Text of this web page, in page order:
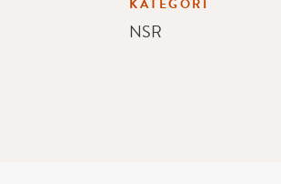
KATEGORI
NSR